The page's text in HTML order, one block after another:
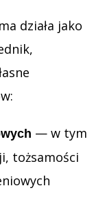
działa jako
— w tym
tożsamości